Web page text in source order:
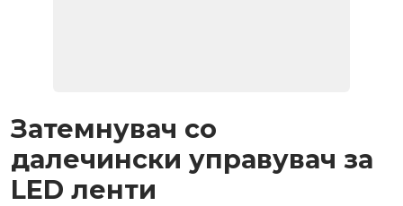
Затемнувач со
далечински управувач за
LED ленти